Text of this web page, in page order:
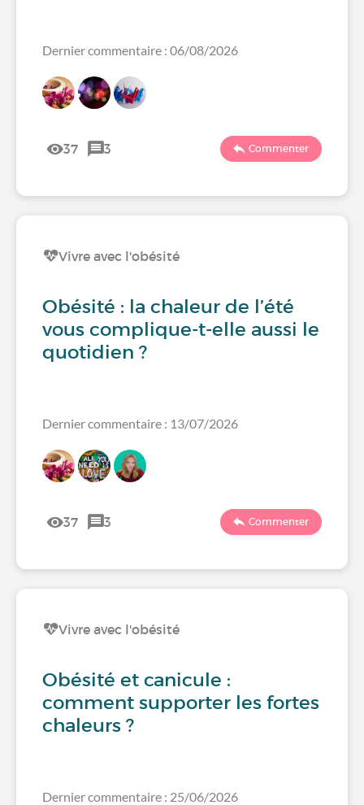
Dernier commentaire : 06/08/2026
37 3 Commenter
Vivre avec l'obésité
Obésité : la chaleur de l’été
vous complique-t-elle aussi le
quotidien ?
Dernier commentaire : 13/07/2026
37 3 Commenter
Vivre avec l'obésité
Obésité et canicule :
comment supporter les fortes
chaleurs ?
Dernier commentaire : 25/06/2026